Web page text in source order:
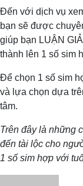
Đến với dịch vụ
bạn sẽ được
giúp bạn LUẬN
thành lên 1 số sim
Để chọn 1 số sim
và lựa chọn dựa
tâm.
Trên đây là những
đến tài lộc cho
1 số sim hợp với